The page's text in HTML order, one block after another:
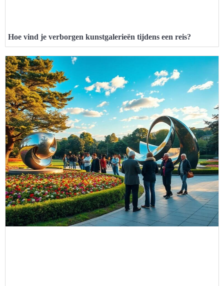
Hoe vind je verborgen kunstgalerieën tijdens een reis?